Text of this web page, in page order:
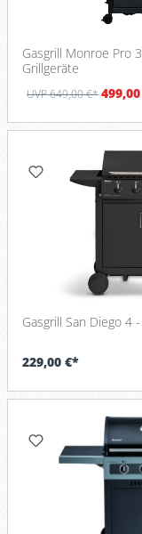
Gasgrill Monroe Pro
Grillgeräte
UVP 649,00 €*
Gasgrill San Diego 4
229,00 €*